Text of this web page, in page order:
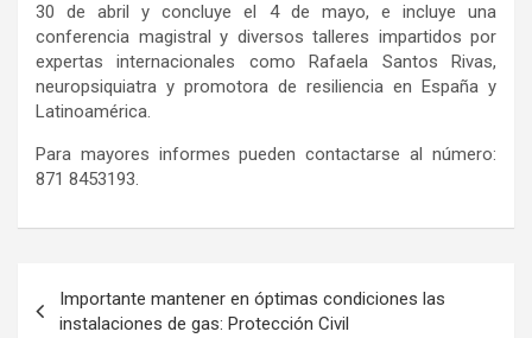
30 de abril
y concluye el 4 de mayo, e incluye una
conferencia magistral y diversos talleres impartidos por
expertas internacionales como Rafaela Santos Rivas,
neuropsiquiatra y promotora de resiliencia en España y
Latinoamérica.
Para mayores informes pueden contactarse al número:
871 8453193.
de
Importante mantener en óptimas condiciones las
instalaciones de gas: Protección Civil